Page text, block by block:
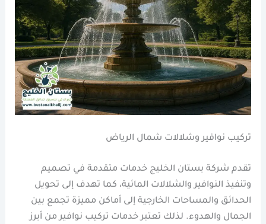
تركيب نوافير وشلالات شمال الرياض
تقدم شركة بستان الخليج خدمات متقدمة في تصميم
وتنفيذ النوافير والشلالات المائية، كما تهدف إلى تحويل
الحدائق والمساحات الخارجية إلى أماكن مميزة تجمع بين
الجمال والهدوء. لذلك تعتبر خدمات تركيب نوافير من أبرز